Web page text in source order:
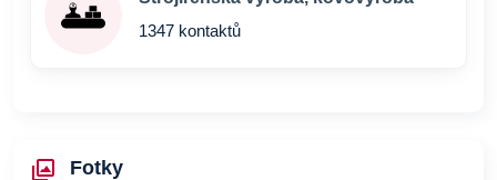
1347 kontaktů
Fotky